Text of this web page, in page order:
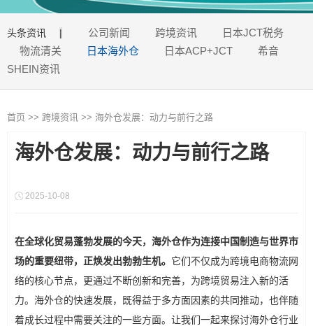
头条资讯 | 公司新闻 跨境资讯
日本JCT税务
物流清关
日本海外仓 日本ACP+JCT
希音
SHEIN资讯
首页 >> 跨境资讯 >> 海外仓发展：动力与前行之路
海外仓发展：动力与前行之路
2025-10-08
在全球化贸易蓬勃发展的今天，海外仓作为连接中国制造与世界市
场的重要纽带，正焕发出勃勃生机。 它们不仅成为跨境电商物流网
络的核心节点，更通过不断创新和完善，为跨境贸易注入新的活
力。海外仓的快速发展，既得益于多方面因素的共同推动，也伴随
着成长过程中需要关注的一些方面。让我们一起来探讨海外仓行业